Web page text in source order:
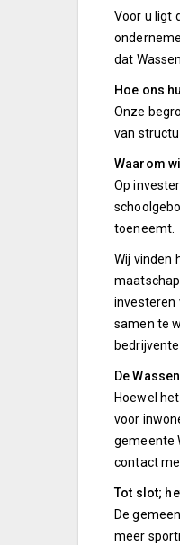
Voor u ligt
dat
Hoe ons
Onze
van
Waarom
Op
toeneemt.
Wij vinden
investeren
samen te
De
Hoewel
voor
gemeente
contact
Tot slot;
De
meer